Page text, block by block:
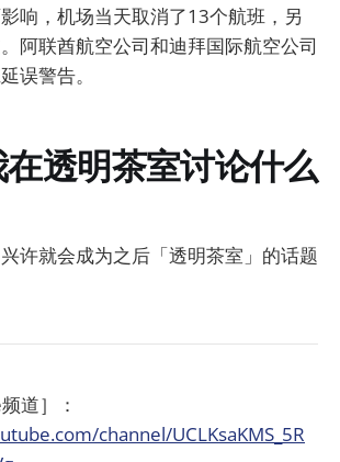
响，机场当天取消了13个航班，另
阿联酋航空公司和迪拜国际航空公司
误警告。
透明茶室讨论什么
许就会成为之后「透明茶室」的话题
道］：
channel/UCLKsaKMS_5R